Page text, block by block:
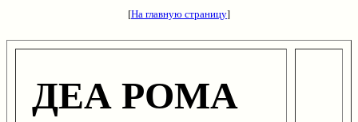
[На главную страницу]
ДЕА РОМА